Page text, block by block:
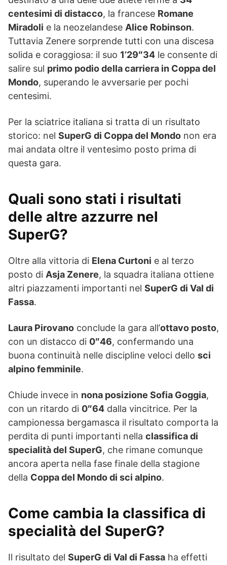
centesimi di distacco, la francese Romane
Miradoli e la neozelandese Alice Robinson.
Tuttavia Zenere sorprende tutti con una discesa
solida e coraggiosa: il suo 1’29″34 le consente di
salire sul primo podio della carriera in Coppa del
Mondo, superando le avversarie per pochi
centesimi.
Per la sciatrice italiana si tratta di un risultato
storico: nel SuperG di Coppa del Mondo non era
mai andata oltre il ventesimo posto prima di
questa gara.
Quali sono stati i risultati
delle altre azzurre nel
SuperG?
Oltre alla vittoria di Elena Curtoni e al terzo
posto di Asja Zenere, la squadra italiana ottiene
altri piazzamenti importanti nel SuperG di Val di
Fassa.
Laura Pirovano conclude la gara all’ottavo posto,
con un distacco di 0″46, confermando una
buona continuità nelle discipline veloci dello sci
alpino femminile.
Chiude invece in nona posizione Sofia Goggia,
con un ritardo di 0″64 dalla vincitrice. Per la
campionessa bergamasca il risultato comporta la
perdita di punti importanti nella classifica di
specialità del SuperG, che rimane comunque
ancora aperta nella fase finale della stagione
della Coppa del Mondo di sci alpino.
Come cambia la classifica di
specialità del SuperG?
Il risultato del SuperG di Val di Fassa ha effetti